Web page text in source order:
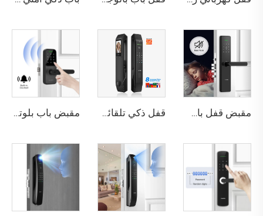
مقبض قفل باب بصمة الإصبع المنزلي Tuya T15 قفل ذكي تلقائي للباب باستخدام بصمة الوجه D7 Pro مقبض باب بلوتوث مع كلمة مرور رقمية وبصمة عبر واي فاي Tenon K8